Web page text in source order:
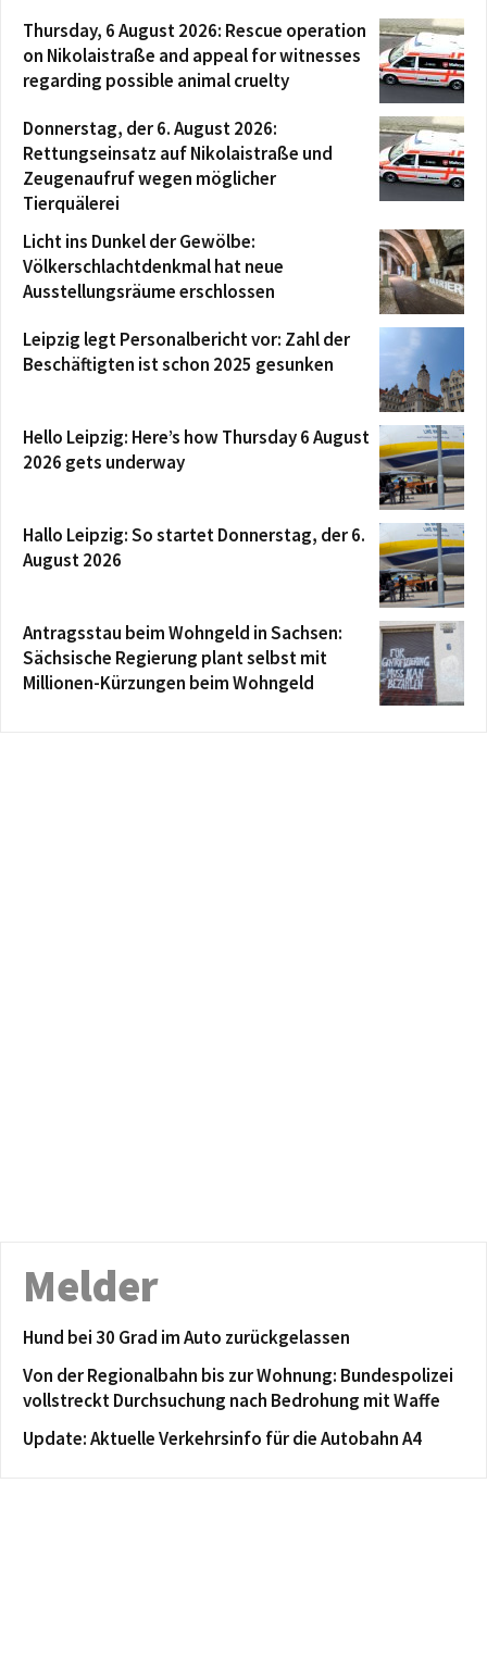
Thursday, 6 August 2026: Rescue operation
on Nikolaistraße and appeal for witnesses
regarding possible animal cruelty
Donnerstag, der 6. August 2026:
Rettungseinsatz auf Nikolaistraße und
Zeugenaufruf wegen möglicher
Tierquälerei
Licht ins Dunkel der Gewölbe:
Völkerschlachtdenkmal hat neue
Ausstellungsräume erschlossen
Leipzig legt Personalbericht vor: Zahl der
Beschäftigten ist schon 2025 gesunken
Hello Leipzig: Here’s how Thursday 6 August
2026 gets underway
Hallo Leipzig: So startet Donnerstag, der 6.
August 2026
Antragsstau beim Wohngeld in Sachsen:
Sächsische Regierung plant selbst mit
Millionen-Kürzungen beim Wohngeld
Melder
Hund bei 30 Grad im Auto zurückgelassen
Von der Regionalbahn bis zur Wohnung: Bundespolizei
vollstreckt Durchsuchung nach Bedrohung mit Waffe
Update: Aktuelle Verkehrsinfo für die Autobahn A4